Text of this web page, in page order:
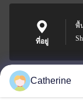
ที่อยู่
พื้
Catherine